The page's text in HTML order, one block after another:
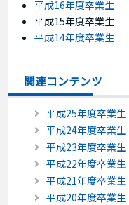
平成16年度卒業生
平成15年度卒業生
平成14年度卒業生
関連コンテンツ
平成25年度卒業生
平成24年度卒業生
平成23年度卒業生
平成22年度卒業生
平成21年度卒業生
平成20年度卒業生